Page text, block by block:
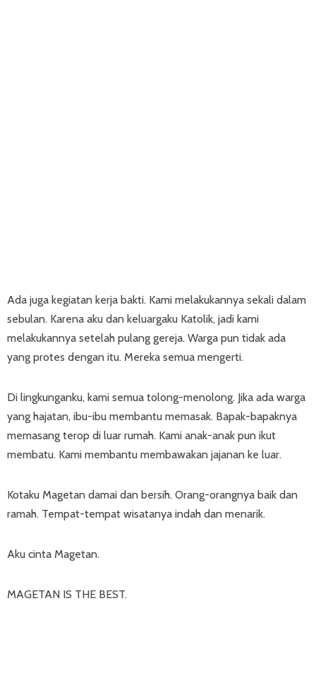
Ada juga kegiatan kerja bakti. Kami melakukannya sekali dalam
sebulan. Karena aku dan keluargaku Katolik, jadi kami
melakukannya setelah pulang gereja. Warga pun tidak ada
yang protes dengan itu. Mereka semua mengerti.
Di lingkunganku, kami semua tolong-menolong. Jika ada warga
yang hajatan, ibu-ibu membantu memasak. Bapak-bapaknya
memasang terop di luar rumah. Kami anak-anak pun ikut
membatu. Kami membantu membawakan jajanan ke luar.
Kotaku Magetan damai dan bersih. Orang-orangnya baik dan
ramah. Tempat-tempat wisatanya indah dan menarik.
Aku cinta Magetan.
MAGETAN IS THE BEST.